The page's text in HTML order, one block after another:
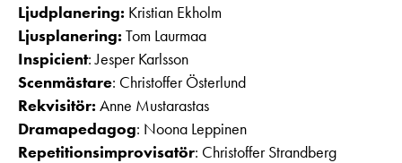
Ljudplanering: Kristian Ekholm
Ljusplanering: Tom Laurmaa
Inspicient: Jesper Karlsson
Scenmästare: Christoffer Österlund
Rekvisitör: Anne Mustarastas
Dramapedagog: Noona Leppinen
Repetitionsimprovisatör: Christoffer Strandberg